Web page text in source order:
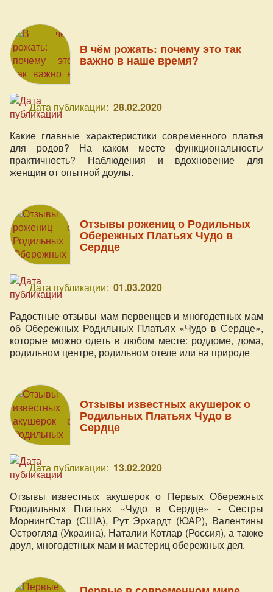
В чём рожать: почему это так
важно в наше время?
Дата публикации: 28.02.2020
Какие главные характеристики современного платья
для родов? На каком месте функциональность/
практичность? Наблюдения и вдохновение для
женщин от опытной доулы.
Отзывы рожениц о Родильных
Обережных Платьях Чудо в
Сердце
Дата публикации: 01.03.2020
Радостные отзывы мам первенцев и многодетных мам
об Обережных Родильных Платьях «Чудо в Сердце»,
которые можно одеть в любом месте: роддоме, дома,
родильном центре, родильном отеле или на природе
Отзывы известных акушерок о
Родильных Платьях Чудо в
Сердце
Дата публикации: 13.02.2020
Отзывы известных акушерок о Первых Обережных
Роодильных Платьях «Чудо в Сердце» - Сестры
МорнингСтар (США), Рут Эрхардт (ЮАР), Валентины
Острогляд (Украина), Наталии Котлар (Россия), а также
доул, многодетных мам и мастериц обережных дел.